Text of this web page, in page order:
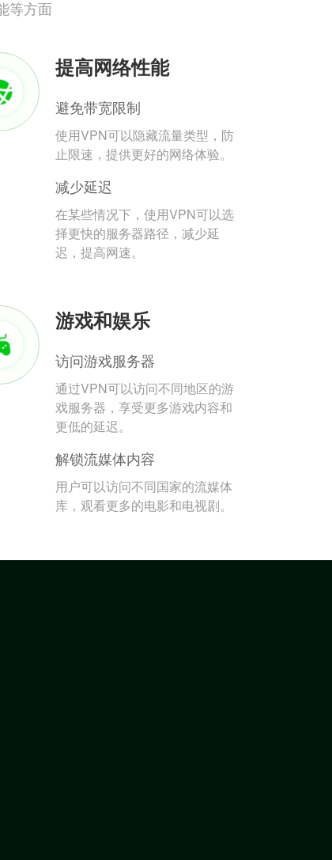
等方面
提高网络性能
避免带宽限制
使用VPN可以隐藏流量类型，防
止限速，提供更好的网络体验。
减少延迟
在某些情况下，使用VPN可以选
择更快的服务器路径，减少延
迟，提高网速。
游戏和娱乐
访问游戏服务器
通过VPN可以访问不同地区的游
戏服务器，享受更多游戏内容和
更低的延迟。
解锁流媒体内容
用户可以访问不同国家的流媒体
库，观看更多的电影和电视剧。